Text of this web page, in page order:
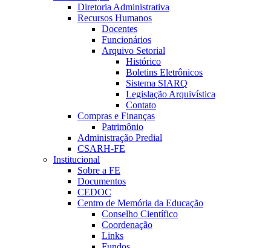
Diretoria Administrativa
Recursos Humanos
Docentes
Funcionários
Arquivo Setorial
Histórico
Boletins Eletrônicos
Sistema SIARQ
Legislação Arquivística
Contato
Compras e Finanças
Patrimônio
Administração Predial
CSARH-FE
Institucional
Sobre a FE
Documentos
CEDOC
Centro de Memória da Educação
Conselho Científico
Coordenação
Links